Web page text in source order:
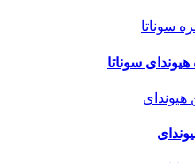
سوناتا